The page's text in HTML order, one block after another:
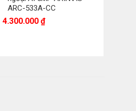
ARC-533A-CC
4.300.000 ₫